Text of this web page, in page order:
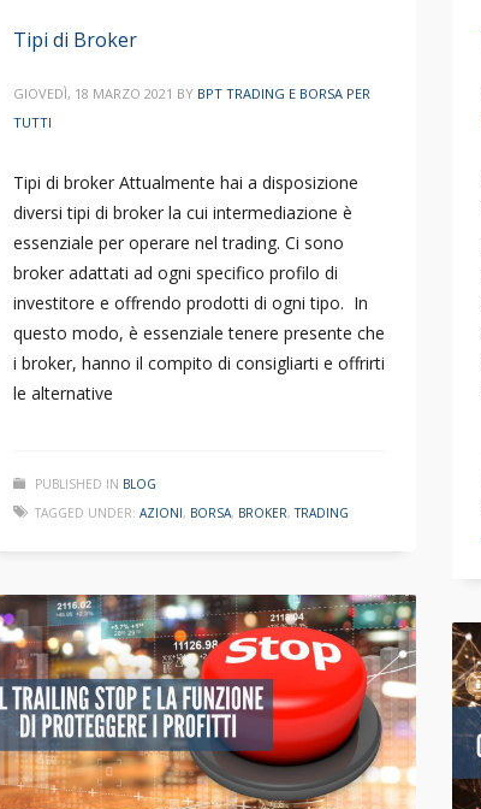
Tipi di Broker
GIOVEDÌ, 18 MARZO 2021 BY BPT TRADING E BORSA PER
TUTTI
Tipi di broker Attualmente hai a disposizione
diversi tipi di broker la cui intermediazione è
essenziale per operare nel trading. Ci sono
broker adattati ad ogni specifico profilo di
investitore e offrendo prodotti di ogni tipo. In
questo modo, è essenziale tenere presente che
i broker, hanno il compito di consigliarti e offrirti
le alternative
PUBLISHED IN BLOG
TAGGED UNDER: AZIONI, BORSA, BROKER,TRADING